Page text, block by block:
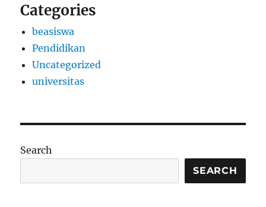
Categories
beasiswa
Pendidikan
Uncategorized
universitas
Search
SEARCH